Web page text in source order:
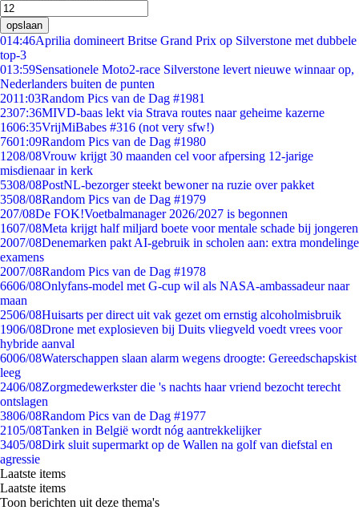
opslaan
014:46Aprilia domineert Britse Grand Prix op Silverstone met dubbele
top-3
013:59Sensationele Moto2-race Silverstone levert nieuwe winnaar op,
Nederlanders buiten de punten
2011:03Random Pics van de Dag #1981
2307:36MIVD-baas lekt via Strava routes naar geheime kazerne
1606:35VrijMiBabes #316 (not very sfw!)
7601:09Random Pics van de Dag #1980
1208/08Vrouw krijgt 30 maanden cel voor afpersing 12-jarige
misdienaar in kerk
5308/08PostNL-bezorger steekt bewoner na ruzie over pakket
3508/08Random Pics van de Dag #1979
207/08De FOK!Voetbalmanager 2026/2027 is begonnen
1607/08Meta krijgt half miljard boete voor mentale schade bij jongeren
2007/08Denemarken pakt AI-gebruik in scholen aan: extra mondelinge
examens
2007/08Random Pics van de Dag #1978
6606/08Onlyfans-model met G-cup wil als NASA-ambassadeur naar
maan
2506/08Huisarts per direct uit vak gezet om ernstig alcoholmisbruik
1906/08Drone met explosieven bij Duits vliegveld voedt vrees voor
hybride aanval
6006/08Waterschappen slaan alarm wegens droogte: Gereedschapskist
leeg
2406/08Zorgmedewerkster die 's nachts haar vriend bezocht terecht
ontslagen
3806/08Random Pics van de Dag #1977
2105/08Tanken in België wordt nóg aantrekkelijker
3405/08Dirk sluit supermarkt op de Wallen na golf van diefstal en
agressie
Laatste items
Laatste items
Toon berichten uit deze thema's